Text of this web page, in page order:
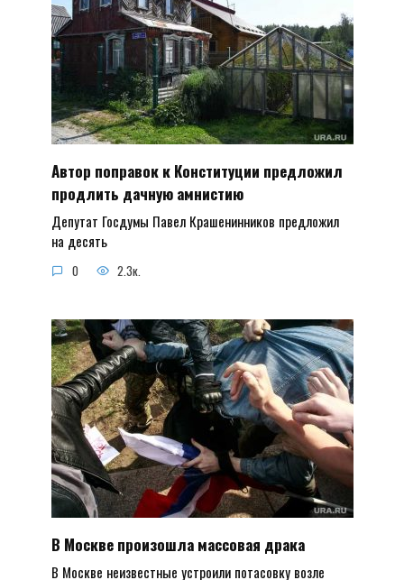
Автор поправок к Конституции предложил
продлить дачную амнистию
Депутат Госдумы Павел Крашенинников предложил
на десять
0 2.3к.
В Москве произошла массовая драка
В Москве неизвестные устроили потасовку возле